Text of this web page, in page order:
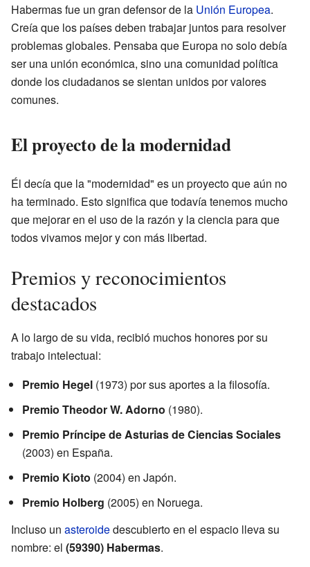
Habermas fue un gran defensor de la Unión Europea.
Creía que los países deben trabajar juntos para resolver
problemas globales. Pensaba que Europa no solo debía
ser una unión económica, sino una comunidad política
donde los ciudadanos se sientan unidos por valores
comunes.
El proyecto de la modernidad
Él decía que la "modernidad" es un proyecto que aún no
ha terminado. Esto significa que todavía tenemos mucho
que mejorar en el uso de la razón y la ciencia para que
todos vivamos mejor y con más libertad.
Premios y reconocimientos
destacados
A lo largo de su vida, recibió muchos honores por su
trabajo intelectual:
Premio Hegel (1973) por sus aportes a la filosofía.
Premio Theodor W. Adorno (1980).
Premio Príncipe de Asturias de Ciencias Sociales
(2003) en España.
Premio Kioto (2004) en Japón.
Premio Holberg (2005) en Noruega.
Incluso un asteroidedescubierto en el espacio lleva su
nombre: el (59390) Habermas.